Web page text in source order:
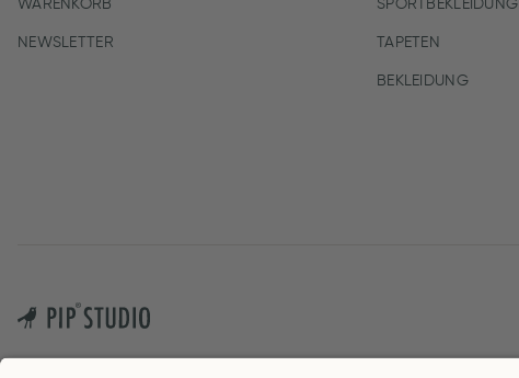
WARENKORB
NEWSLETTER
SPORTBEKLEIDUNG
TAPETEN
BEKLEIDUNG